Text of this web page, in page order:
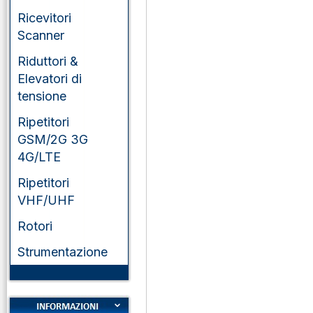
Ricevitori
Scanner
Riduttori &
Elevatori di
tensione
Ripetitori
GSM/2G 3G
4G/LTE
Ripetitori
VHF/UHF
Rotori
Strumentazione